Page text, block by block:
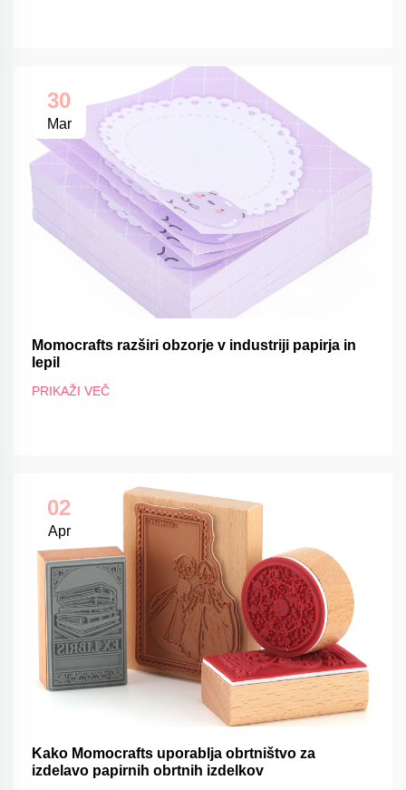
30
Mar
Momocrafts razširi obzorje v industriji papirja in
lepil
PRIKAŽI VEČ
02
Apr
Kako Momocrafts uporablja obrtništvo za
izdelavo papirnih obrtnih izdelkov